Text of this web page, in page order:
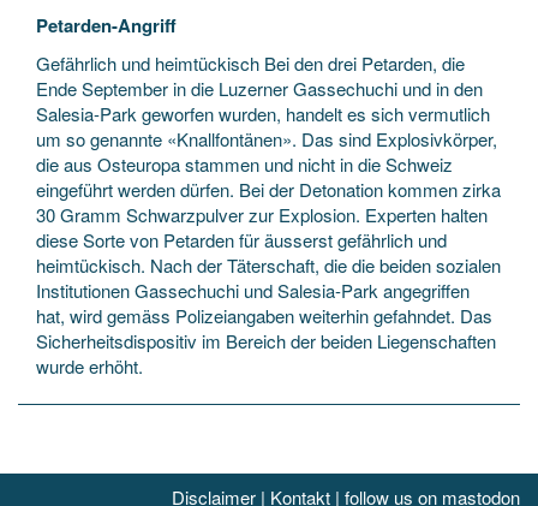
Petarden-Angriff
Gefährlich und heimtückisch Bei den drei Petarden, die
Ende September in die Luzerner Gassechuchi und in den
Salesia-Park geworfen wurden, handelt es sich vermutlich
um so genannte «Knallfontänen». Das sind Explosivkörper,
die aus Osteuropa stammen und nicht in die Schweiz
eingeführt werden dürfen. Bei der Detonation kommen zirka
30 Gramm Schwarzpulver zur Explosion. Experten halten
diese Sorte von Petarden für äusserst gefährlich und
heimtückisch. Nach der Täterschaft, die die beiden sozialen
Institutionen Gassechuchi und Salesia-Park angegriffen
hat, wird gemäss Polizeiangaben weiterhin gefahndet. Das
Sicherheitsdispositiv im Bereich der beiden Liegenschaften
wurde erhöht.
Disclaimer | Kontakt | follow us on mastodon